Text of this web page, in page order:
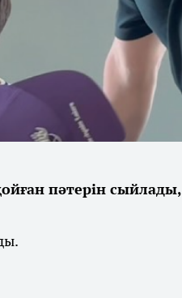
пәтерін сыйлады,